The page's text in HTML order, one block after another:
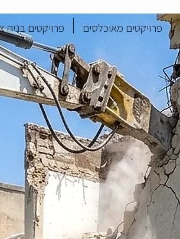
פרויקטים מאוכלסים פרויקטים בניה